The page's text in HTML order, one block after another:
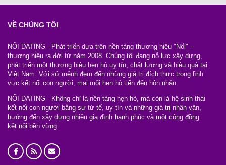
VỀ CHÚNG TÔI
NỐI DATING - Phát triển dựa trên nền tảng thương hiệu "Nối" -
thương hiệu ra đời từ năm 2008. Chúng tôi đang nỗ lực xây dựng,
phát triển một thương hiệu hẹn hò uy tín, chất lượng và hiệu quả tại
Việt Nam. Với sứ mệnh đem đến những giá trị đích thực trong lĩnh
vực kết nối con người, mai mối hẹn hò tiến đến hôn nhân.
NỐI DATING - Không chỉ là nền tảng hẹn hò, mà còn là hệ sinh thái
kết nối con người bằng sự tử tế, uy tín và những giá trị nhân văn,
hướng đến xây dựng nhiều gia đình hạnh phúc và một cộng đồng
kết nối bền vững.